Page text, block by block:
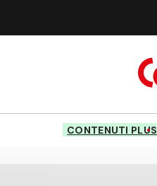
CONTENUTI PLUS